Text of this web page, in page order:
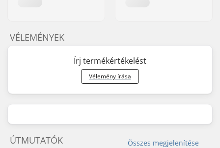
VÉLEMÉNYEK
Írj termékértékelést
Vélemény írása
Összes megjelenítése
ÚTMUTATÓK